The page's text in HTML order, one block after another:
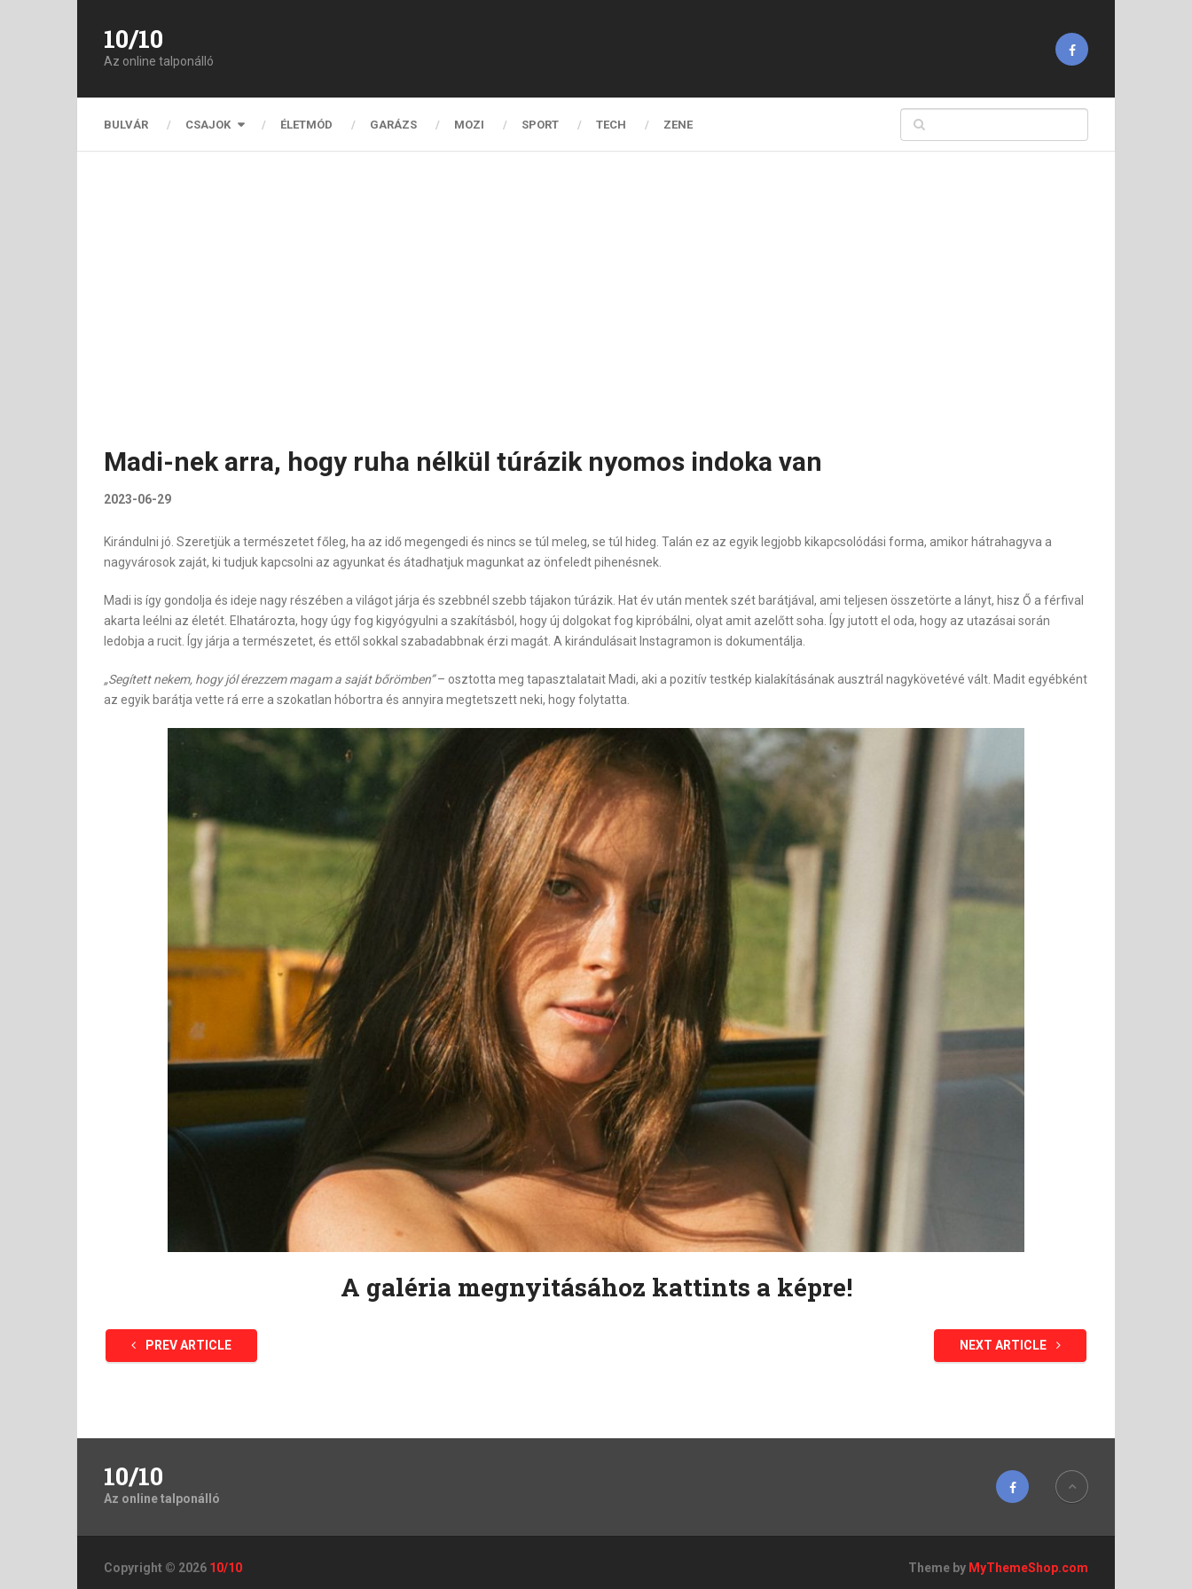
10/10
Az online talponálló
BULVÁR CSAJOK ÉLETMÓD GARÁZS MOZI SPORT TECH ZENE
Madi-nek arra, hogy ruha nélkül túrázik nyomos indoka van
2023-06-29
Kirándulni jó. Szeretjük a természetet főleg, ha az idő megengedi és nincs se túl meleg, se túl hideg. Talán ez az egyik legjobb kikapcsolódási forma, amikor hátrahagyva a
nagyvárosok zaját, ki tudjuk kapcsolni az agyunkat és átadhatjuk magunkat az önfeledt pihenésnek.
Madi is így gondolja és ideje nagy részében a világot járja és szebbnél szebb tájakon túrázik. Hat év után mentek szét barátjával, ami teljesen összetörte a lányt, hisz Ő a férfival
akarta leélni az életét. Elhatározta, hogy úgy fog kigyógyulni a szakításból, hogy új dolgokat fog kipróbálni, olyat amit azelőtt soha. Így jutott el oda, hogy az utazásai során
ledobja a rucit. Így járja a természetet, és ettől sokkal szabadabbnak érzi magát. A kirándulásait Instagramon is dokumentálja.
„Segített nekem, hogy jól érezzem magam a saját bőrömben”– osztotta meg tapasztalatait Madi, aki a pozitív testkép kialakításának ausztrál nagykövetévé vált. Madit egyébként
az egyik barátja vette rá erre a szokatlan hóbortra és annyira megtetszett neki, hogy folytatta.
A galéria megnyitásához kattints a képre!
PREV ARTICLE NEXT ARTICLE
10/10
Az online talponálló
Copyright © 2026 10/10 Theme by MyThemeShop.com